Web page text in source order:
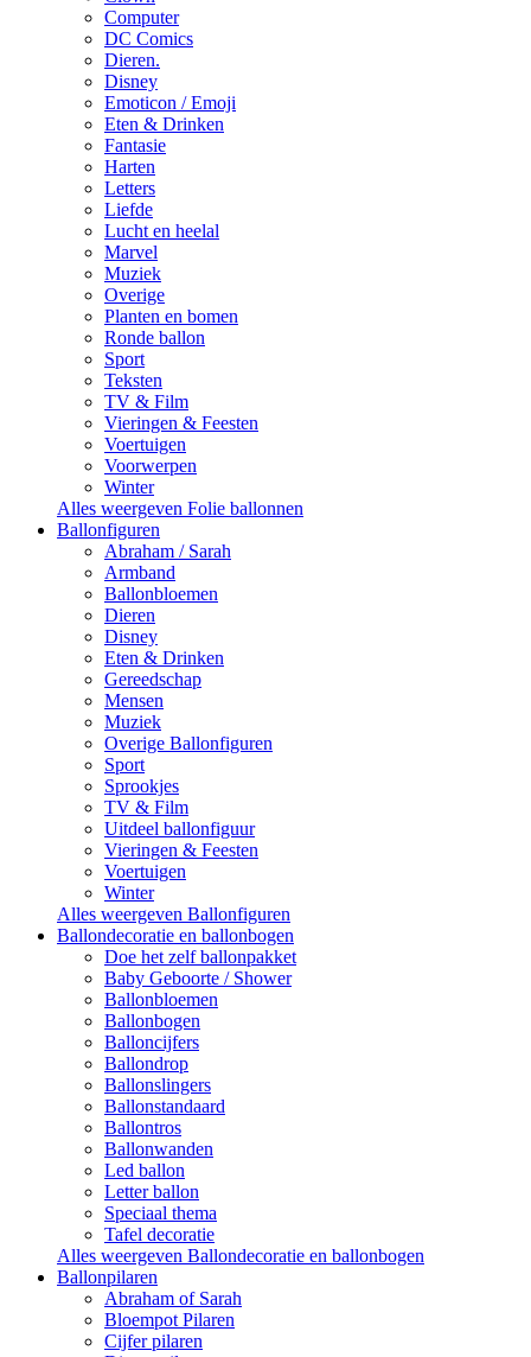
Computer
DC Comics
Dieren.
Disney
Emoticon / Emoji
Eten & Drinken
Fantasie
Harten
Letters
Liefde
Lucht en heelal
Marvel
Muziek
Overige
Planten en bomen
Ronde ballon
Sport
Teksten
TV & Film
Vieringen & Feesten
Voertuigen
Voorwerpen
Winter
Alles weergeven Folie ballonnen
Ballonfiguren
Abraham / Sarah
Armband
Ballonbloemen
Dieren
Disney
Eten & Drinken
Gereedschap
Mensen
Muziek
Overige Ballonfiguren
Sport
Sprookjes
TV & Film
Uitdeel ballonfiguur
Vieringen & Feesten
Voertuigen
Winter
Alles weergeven Ballonfiguren
Ballondecoratie en ballonbogen
Doe het zelf ballonpakket
Baby Geboorte / Shower
Ballonbloemen
Ballonbogen
Balloncijfers
Ballondrop
Ballonslingers
Ballonstandaard
Ballontros
Ballonwanden
Led ballon
Letter ballon
Speciaal thema
Tafel decoratie
Alles weergeven Ballondecoratie en ballonbogen
Ballonpilaren
Abraham of Sarah
Bloempot Pilaren
Cijfer pilaren